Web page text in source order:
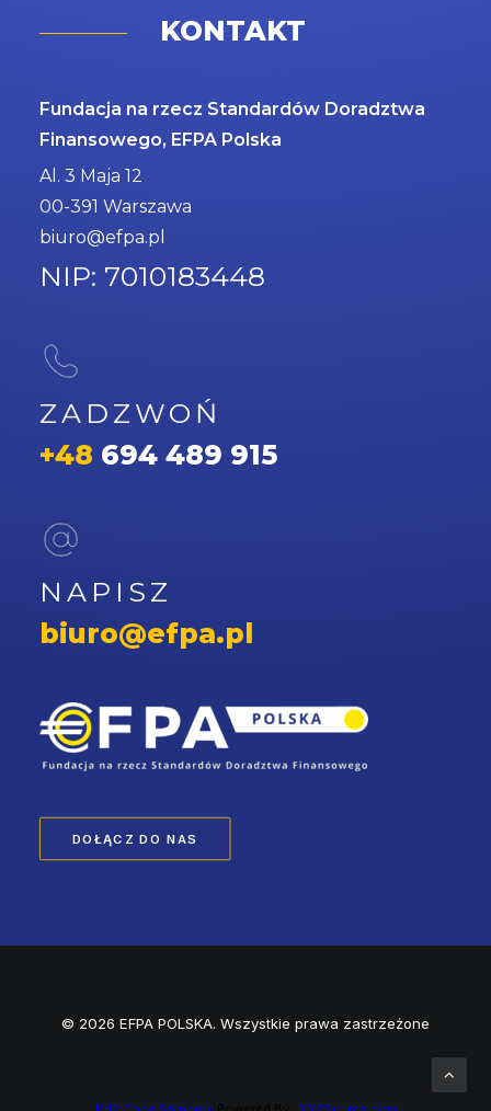
DOŁĄCZ DO NAS
KONTAKT
Fundacja na rzecz Standardów Doradztwa
Finansowego, EFPA Polska
Al. 3 Maja 12
00-391 Warszawa
biuro@efpa.pl
NIP: 7010183448
ZADZWOŃ
+48 694 489 915
NAPISZ
biuro@efpa.pl
© 2026 EFPA POLSKA. Wszystkie prawa zastrzeżone